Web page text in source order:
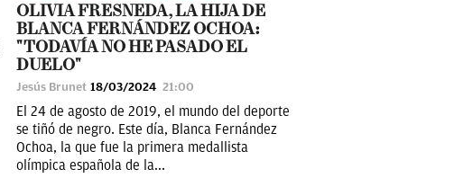
OLIVIA FRESNEDA, LA HIJA DE
BLANCA FERNÁNDEZ OCHOA:
"TODAVÍA NO HE PASADO EL
DUELO"
Jesús Brunet 18/03/2024 21:00
El 24 de agosto de 2019, el mundo del deporte
se tiñó de negro. Este día, Blanca Fernández
Ochoa, la que fue la primera medallista
olímpica española de la...